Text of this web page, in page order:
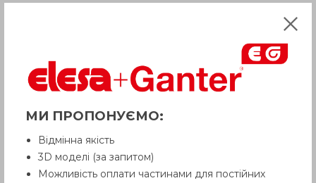
Описание
Вопрос о продукции
Инструкция (pdf.)
МИ ПРОПОНУЄМО:
Відмінна якість
3D моделі (за запитом)
Можливість оплати частинами для постійних